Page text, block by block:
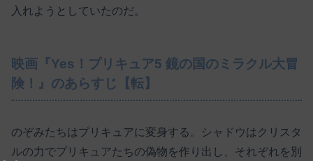
入れようとしていたのだ。
映画『Yes！プリキュア5 鏡の国のミラクル大冒
険！』のあらすじ【転】
のぞみたちはプリキュアに変身する。シャドウはクリスタ
ルの力でプリキュアたちの偽物を作り出し、それぞれを別